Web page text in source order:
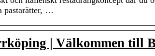
pastarätter, …
| Välkommen till